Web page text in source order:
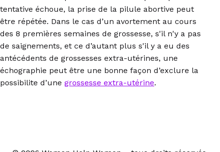
tentative échoue, la prise de la pilule abortive peut
être répétée. Dans le cas d’un avortement au cours
des 8 premières semaines de grossesse, s'il n'y a pas
de saignements, et ce d’autant plus s'il y a eu des
antécédents de grossesses extra-utérines, une
échographie peut être une bonne façon d’exclure la
possibilite d’une grossesse extra-utérine.